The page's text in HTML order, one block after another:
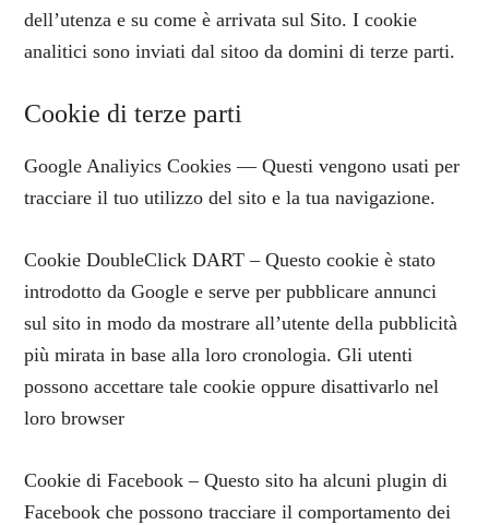
dell’utenza e su come è arrivata sul Sito. I cookie
analitici sono inviati dal sitoo da domini di terze parti.
Cookie di terze parti
Google Analiyics Cookies — Questi vengono usati per
tracciare il tuo utilizzo del sito e la tua navigazione.
Cookie DoubleClick DART – Questo cookie è stato
introdotto da Google e serve per pubblicare annunci
sul sito in modo da mostrare all’utente della pubblicità
più mirata in base alla loro cronologia. Gli utenti
possono accettare tale cookie oppure disattivarlo nel
loro browser
Cookie di Facebook – Questo sito ha alcuni plugin di
Facebook che possono tracciare il comportamento dei